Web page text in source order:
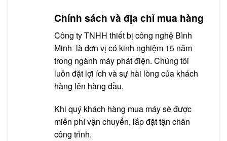
Chính sách và địa chỉ mua hàng
Công ty TNHH thiết bị công nghệ Bình
Minh là đơn vị có kinh nghiệm 15 năm
trong ngành máy phát điện. Chúng tôi
luôn đặt lợi ích và sự hài lòng của khách
hàng lên hàng đầu.
Khi quý khách hàng mua máy sẽ được
miễn phí vận chuyển, lắp đặt tận chân
công trình.